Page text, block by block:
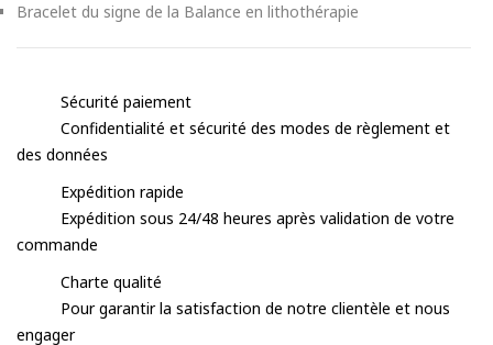
Bracelet du signe de la Balance en lithothérapie
Sécurité paiement
Confidentialité et sécurité des modes de règlement et
des données
Expédition rapide
Expédition sous 24/48 heures après validation de votre
commande
Charte qualité
Pour garantir la satisfaction de notre clientèle et nous
engager